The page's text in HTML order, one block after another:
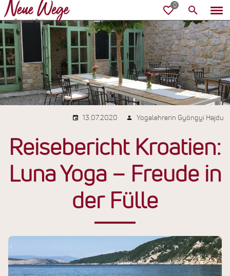
13.07.2020 Yogalehrerin Gyöngyi Hajdu
Reisebericht Kroatien:
Luna Yoga – Freude in
der Fülle